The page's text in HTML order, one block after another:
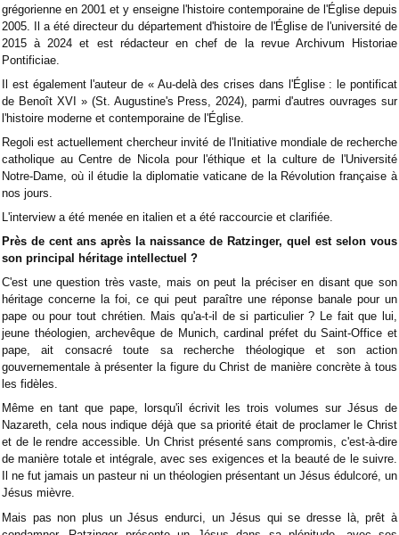
grégorienne en 2001 et y enseigne l'histoire contemporaine de l'Église depuis
2005. Il a été directeur du département d'histoire de l'Église de l'université de
2015 à 2024 et est rédacteur en chef de la revue Archivum Historiae
Pontificiae.
Il est également l'auteur de « Au-delà des crises dans l'Église : le pontificat
de Benoît XVI » (St. Augustine's Press, 2024), parmi d'autres ouvrages sur
l'histoire moderne et contemporaine de l'Église.
Regoli est actuellement chercheur invité de l'Initiative mondiale de recherche
catholique au Centre de Nicola pour l'éthique et la culture de l'Université
Notre-Dame, où il étudie la diplomatie vaticane de la Révolution française à
nos jours.
L'interview a été menée en italien et a été raccourcie et clarifiée.
Près de cent ans après la naissance de Ratzinger, quel est selon vous
son principal héritage intellectuel ?
C'est une question très vaste, mais on peut la préciser en disant que son
héritage concerne la foi, ce qui peut paraître une réponse banale pour un
pape ou pour tout chrétien. Mais qu'a-t-il de si particulier ? Le fait que lui,
jeune théologien, archevêque de Munich, cardinal préfet du Saint-Office et
pape, ait consacré toute sa recherche théologique et son action
gouvernementale à présenter la figure du Christ de manière concrète à tous
les fidèles.
Même en tant que pape, lorsqu'il écrivit les trois volumes sur Jésus de
Nazareth, cela nous indique déjà que sa priorité était de proclamer le Christ
et de le rendre accessible. Un Christ présenté sans compromis, c'est-à-dire
de manière totale et intégrale, avec ses exigences et la beauté de le suivre.
Il ne fut jamais un pasteur ni un théologien présentant un Jésus édulcoré, un
Jésus mièvre.
Mais pas non plus un Jésus endurci, un Jésus qui se dresse là, prêt à